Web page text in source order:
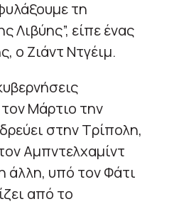
τη
Λιβύης”, είπε ένας
ο Ζιάντ Ντγέιμ.
Μάρτιο την
στην Τρίπολη,
Αμπντελχαμίντ
άλλη, υπό τον Φάτι
από το